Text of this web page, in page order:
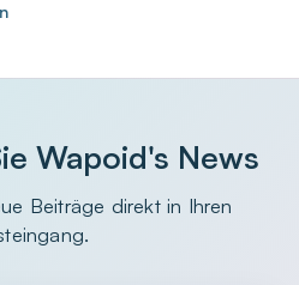
Wapoid's News
Beiträge direkt in Ihren